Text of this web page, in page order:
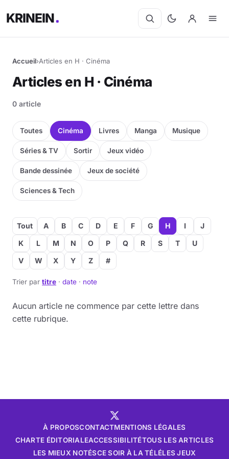
KRINEIN
Accueil›Articles en H · Cinéma
Articles en H · Cinéma
0 article
Toutes Cinéma Livres Manga Musique
Séries & TV Sortir Jeux vidéo
Bande dessinée Jeux de société
Sciences & Tech
Tout A B C D E F G H I
J
K
L M N O P Q R S T
U
V
W X Y Z #
Trier par titre · date · note
Aucun article ne commence par cette lettre dans
cette rubrique.
À PROPOSCONTACTMENTIONS LÉGALES
CHARTE ÉDITORIALEACCESSIBILITÉTOUS LES ARTICLES
LES MIEUX NOTÉSCE SOIR À LA TÉLÉLES JEUX